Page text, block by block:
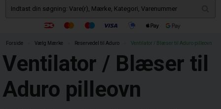
Forside Vælg Mærke Reservedel til Aduro Ventilator / Blæser til Aduro pilleovn
Ventilator / Blæser til
Aduro pilleovn